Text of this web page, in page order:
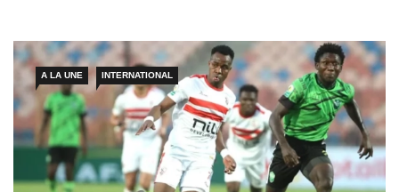
A LA UNE INTERNATIONAL